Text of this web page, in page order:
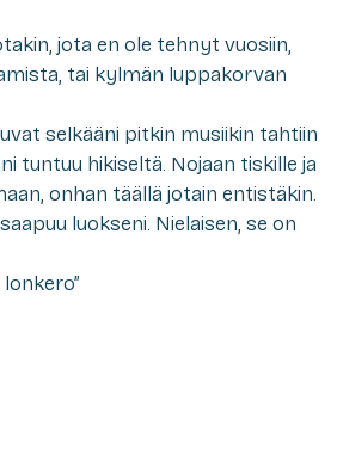
jota en ole tehnyt vuosiin,
tai kylmän luppakorvan
selkääni pitkin musiikin tahtiin
tuntuu hikiseltä. Nojaan tiskille ja
onhan täällä jotain entistäkin.
luokseni. Nielaisen, se on